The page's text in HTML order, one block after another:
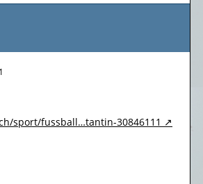
sport/fussball…tantin-30846111